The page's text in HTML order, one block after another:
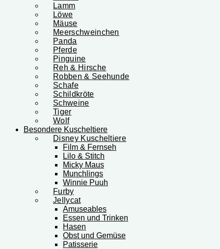
Lamm
Löwe
Mäuse
Meerschweinchen
Panda
Pferde
Pinguine
Reh & Hirsche
Robben & Seehunde
Schafe
Schildkröte
Schweine
Tiger
Wolf
Besondere Kuscheltiere
Disney Kuscheltiere
Film & Fernseh
Lilo & Stitch
Micky Maus
Munchlings
Winnie Puuh
Furby
Jellycat
Amuseables
Essen und Trinken
Hasen
Obst und Gemüse
Patisserie